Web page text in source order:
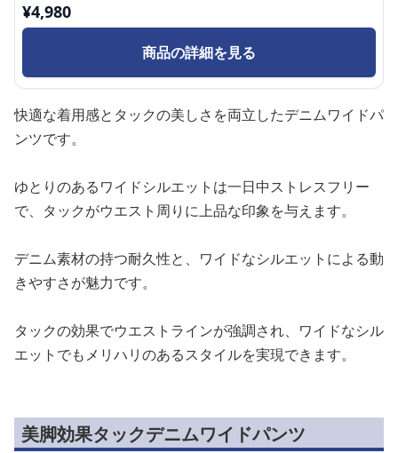
¥4,980
商品の詳細を見る
快適な着用感とタックの美しさを両立したデニムワイドパ
ンツです。
ゆとりのあるワイドシルエットは一日中ストレスフリー
で、タックがウエスト周りに上品な印象を与えます。
デニム素材の持つ耐久性と、ワイドなシルエットによる動
きやすさが魅力です。
タックの効果でウエストラインが強調され、ワイドなシル
エットでもメリハリのあるスタイルを実現できます。
美脚効果タックデニムワイドパンツ